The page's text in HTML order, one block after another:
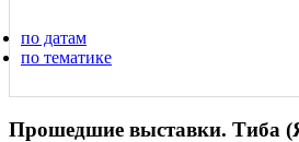
по датам
по тематике
Прошедшие выставки. Тиба